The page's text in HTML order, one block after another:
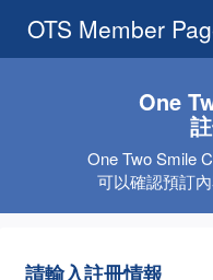
OTS Member
One
One Two Smile
可以確認預訂
請輸入註冊情報